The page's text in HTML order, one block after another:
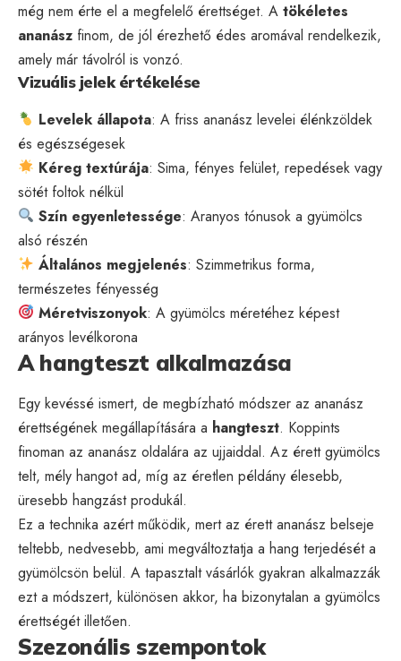
még nem érte el a megfelelő érettséget. A tökéletes
ananász finom, de jól érezhető édes aromával rendelkezik,
amely már távolról is vonzó.
Vizuális jelek értékelése
Levelek állapota: A friss ananász levelei élénkzöldek
és egészségesek
Kéreg textúrája: Sima, fényes felület, repedések vagy
sötét foltok nélkül
Szín egyenletessége: Aranyos tónusok a gyümölcs
alsó részén
Általános megjelenés: Szimmetrikus forma,
természetes fényesség
Méretviszonyok: A gyümölcs méretéhez képest
arányos levélkorona
A hangteszt alkalmazása
Egy kevéssé ismert, de megbízható módszer az ananász
érettségének megállapítására a hangteszt. Koppints
finoman az ananász oldalára az ujjaiddal. Az érett gyümölcs
telt, mély hangot ad, míg az éretlen példány élesebb,
üresebb hangzást produkál.
Ez a technika azért működik, mert az érett ananász belseje
teltebb, nedvesebb, ami megváltoztatja a hang terjedését a
gyümölcsön belül. A tapasztalt vásárlók gyakran alkalmazzák
ezt a módszert, különösen akkor, ha bizonytalan a gyümölcs
érettségét illetően.
Szezonális szempontok